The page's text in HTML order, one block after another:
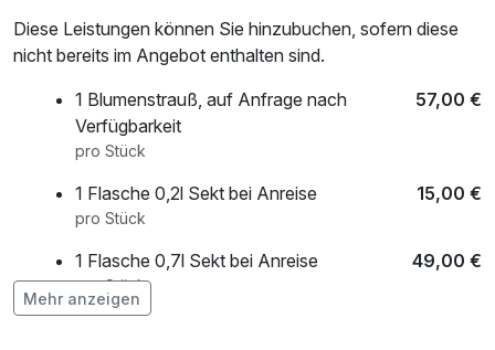
Diese Leistungen können Sie hinzubuchen, sofern diese
nicht bereits im Angebot enthalten sind.
1 Blumenstrauß, auf Anfrage nach
Verfügbarkeit
57,00 €
pro Stück
1 Flasche 0,2l Sekt bei Anreise 15,00 €
pro Stück
1 Flasche 0,7l Sekt bei Anreise 49,00 €
pro Stück
Mehr anzeigen